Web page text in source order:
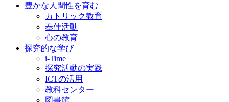
豊かな人間性を育む
カトリック教育
奉仕活動
心の教育
探究的な学び
i-Time
探究活動の実践
ICTの活用
教科センター
図書館